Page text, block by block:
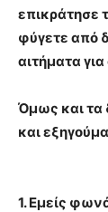
επικράτησε
φύγετε από
αιτήματα
Όμως και τα
και
1. Εμείς